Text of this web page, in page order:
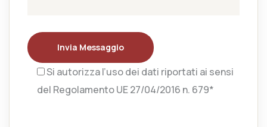
Invia Messaggio
Si autorizza l’uso dei dati riportati ai sensi
del Regolamento UE 27/04/2016 n. 679*